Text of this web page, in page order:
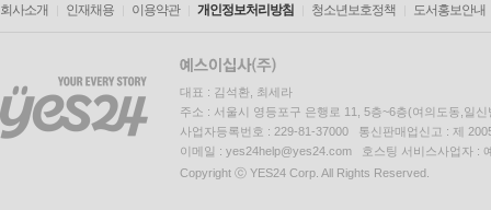
회사소개 인재채용 이용약관 개인정보처리방침 청소년보호정책 도서홍보안내
대표 : 김석환, 최세라
주소 : 서울시 영등포구 은행로 11, 5층~6층(여의도동,일신
사업자등록번호 : 229-81-37000 통신판매업신고 : 제
이메일 : yes24help@yes24.com 호스팅 서비스사업자 :
Copyright ⓒ YES24 Corp. All Rights Reserved.